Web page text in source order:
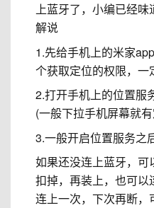
上蓝牙了，小编已经
解说
1.先给手机上的米家
个获取定位的权限，一
2.打开手机上的位置服
(一般下拉手机屏幕就
3.一般开启位置服务之
如果还没连上蓝牙，
扣掉，再装上，也可
连上一次，下次再断